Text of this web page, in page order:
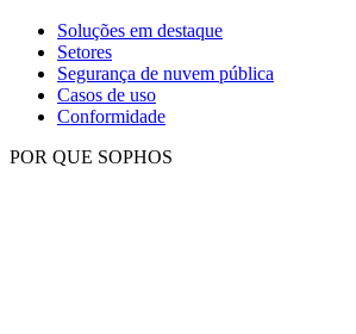
Soluções em destaque
Setores
Segurança de nuvem pública
Casos de uso
Conformidade
POR QUE SOPHOS